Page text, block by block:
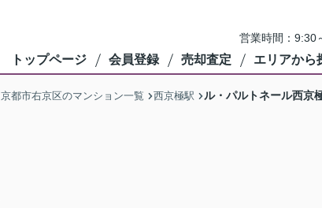
営業時間：9:30
トップページ 会員登録 売却査定 エリアから
京都市右京区のマンション一覧 西京極駅 ル・パルトネール西京